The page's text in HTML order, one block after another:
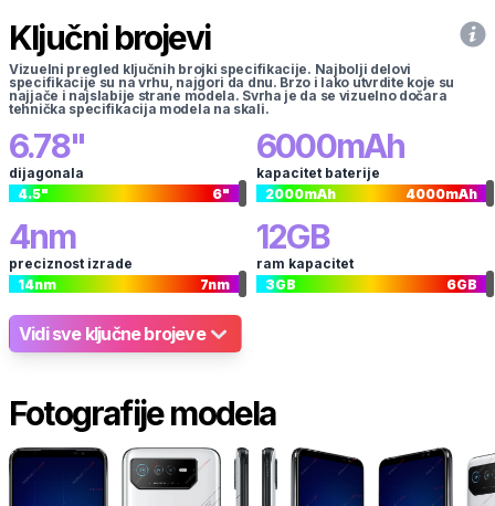
Ključni brojevi
Vizuelni pregled ključnih brojki specifikacije. Najbolji delovi
specifikacije su na vrhu, najgori da dnu. Brzo i lako utvrdite koje su
najjače i najslabije strane modela. Svrha je da se vizuelno dočara
tehnička specifikacija modela na skali.
6.78"
dijagonala
4.5" 6"
6000mAh
kapacitet baterije
2000mAh 4000mAh
4nm
preciznost izrade
14nm 7nm
12GB
ram kapacitet
3GB 6GB
Vidi sve ključne brojeve
Fotografije modela